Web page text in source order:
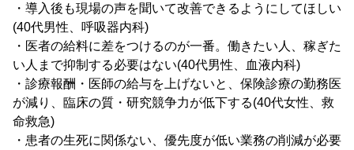
・導入後も現場の声を聞いて改善できるようにしてほしい
(40代男性、呼吸器内科)
・医者の給料に差をつけるのが一番。働きたい人、稼ぎた
い人まで抑制する必要はない(40代男性、血液内科)
・診療報酬・医師の給与を上げないと、保険診療の勤務医
が減り、臨床の質・研究競争力が低下する(40代女性、救
命救急)
・患者の生死に関係ない、優先度が低い業務の削減が必要